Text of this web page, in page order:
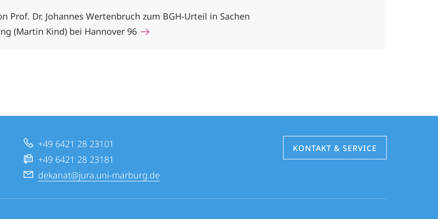
Prof. Dr. Johannes Wertenbruch zum BGH-Urteil in Sachen
(Martin Kind) bei Hannover 96
+49 6421 28 23101
+49 6421 28 23181
dekanat@jura.uni-marburg.de
KONTAKT & SERVICE